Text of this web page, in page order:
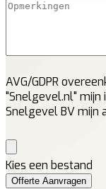
AVG/GDPR
"Snelgevel.nl"
Snelgevel BV mijn
Kies een bestand
Offerte Aanvragen